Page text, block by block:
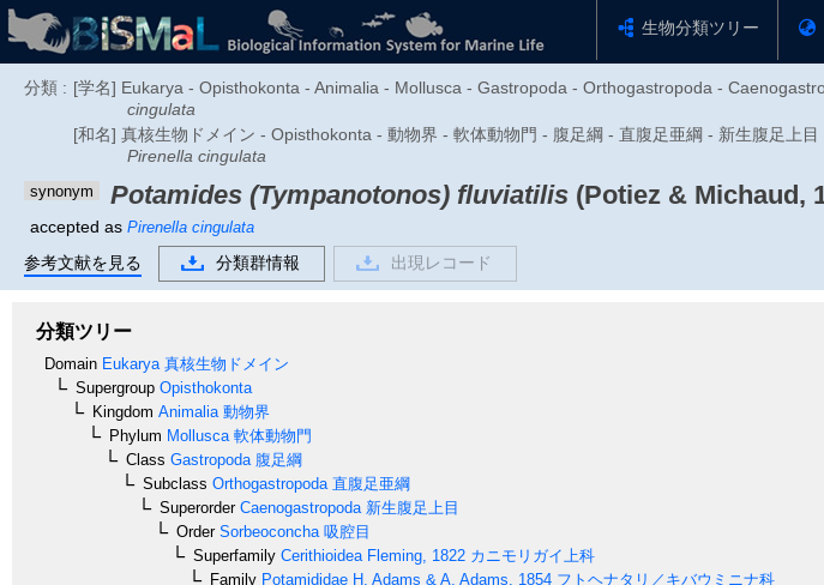
生物分類ツリー
分類 : [学名] Eukarya - Opisthokonta - Animalia - Mollusca - Gastropoda - Orthogastropoda -
cingulata
[和名] 真核生物ドメイン - Opisthokonta - 動物界 - 軟体動物門 - 腹足綱 - 直腹足亜綱 - 新生腹足上
Pirenella cingulata
synonym Potamides (Tympanotonos) fluviatilis (Potiez & Michaud,
accepted as Pirenella cingulata
参考文献を見る 分類群情報 出現レコード
分類ツリー
Domain Eukarya 真核生物ドメイン
Supergroup Opisthokonta
Kingdom Animalia 動物界
Phylum Mollusca 軟体動物門
Class Gastropoda 腹足綱
Subclass Orthogastropoda 直腹足亜綱
SuperorderCaenogastropoda 新生腹足上目
OrderSorbeoconcha 吸腔目
Superfamily Cerithioidea Fleming, 1822 カニモリガイ上科
Family Potamididae H. Adams & A. Adams, 1854 フトヘナタリ／キバウミニナ科